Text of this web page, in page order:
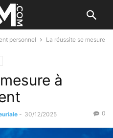
personnel
La réussite se mesure
à
- 30/12/2025 0